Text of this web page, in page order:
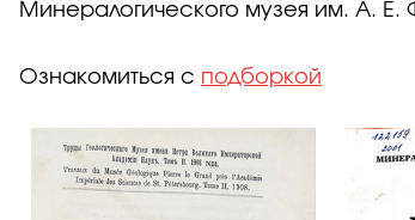
Минералогического музея им. А.
Ознакомиться с подборкой